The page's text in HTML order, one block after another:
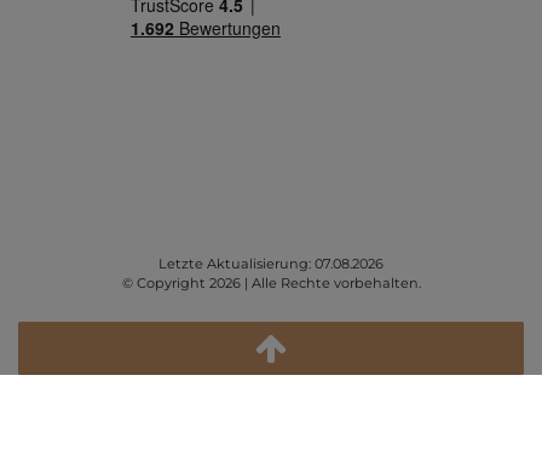
Letzte Aktualisierung: 07.08.2026
© Copyright 2026 | Alle Rechte vorbehalten.